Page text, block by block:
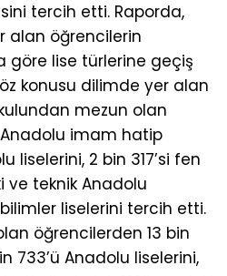
tercih etti. Raporda,
alan öğrencilerin
göre lise türlerine geçiş
konusu dilimde yer alan
mezun olan
Anadolu imam hatip
liselerini, 2 bin 317’si fen
ve teknik Anadolu
bilimler liselerini tercih etti.
öğrencilerden 13 bin
733’ü Anadolu liselerini,